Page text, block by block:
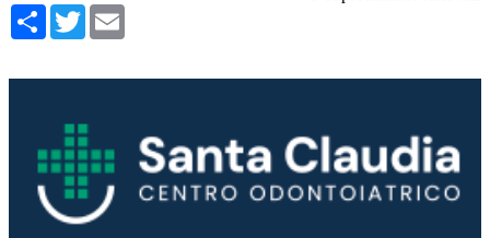
Condividi
Twitter